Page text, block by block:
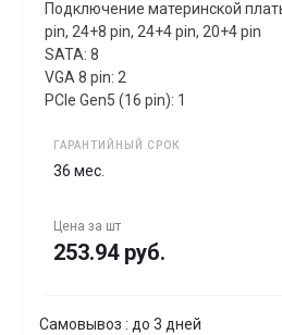
Подключение материнской
pin, 24+8 pin, 24+4 pin, 20+4 pin
SATA: 8
VGA 8 pin: 2
PCIe Gen5 (16 pin): 1
ГАРАНТИЙНЫЙ СРОК
36 мес.
Цена за шт
253.94 руб.
Самовывоз : до 3 дней